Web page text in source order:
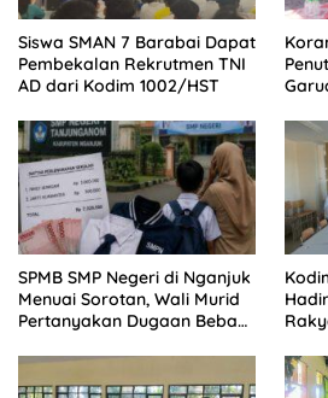
Siswa SMAN 7 Barabai Dapat
Pembekalan Rekrutmen TNI
AD dari Kodim 1002/HST
SPMB SMP Negeri di Nganjuk
Menuai Sorotan, Wali Murid
Pertanyakan Dugaan Beban
Pengawasan Dinas
Pendidikan